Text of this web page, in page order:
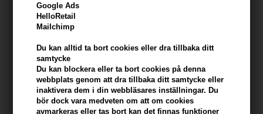
Google Ads
HelloRetail
Mailchimp
Du kan alltid ta bort cookies eller dra tillbaka ditt
samtycke
Du kan blockera eller ta bort cookies på denna
webbplats genom att dra tillbaka ditt samtycke eller
inaktivera dem i din webbläsares inställningar. Du
bör dock vara medveten om att om cookies
avmarkeras eller tas bort kan det finnas funktioner
Mühle DE-Barberblade - 10
SEK
Ray for Men Groom
171,00 SEK